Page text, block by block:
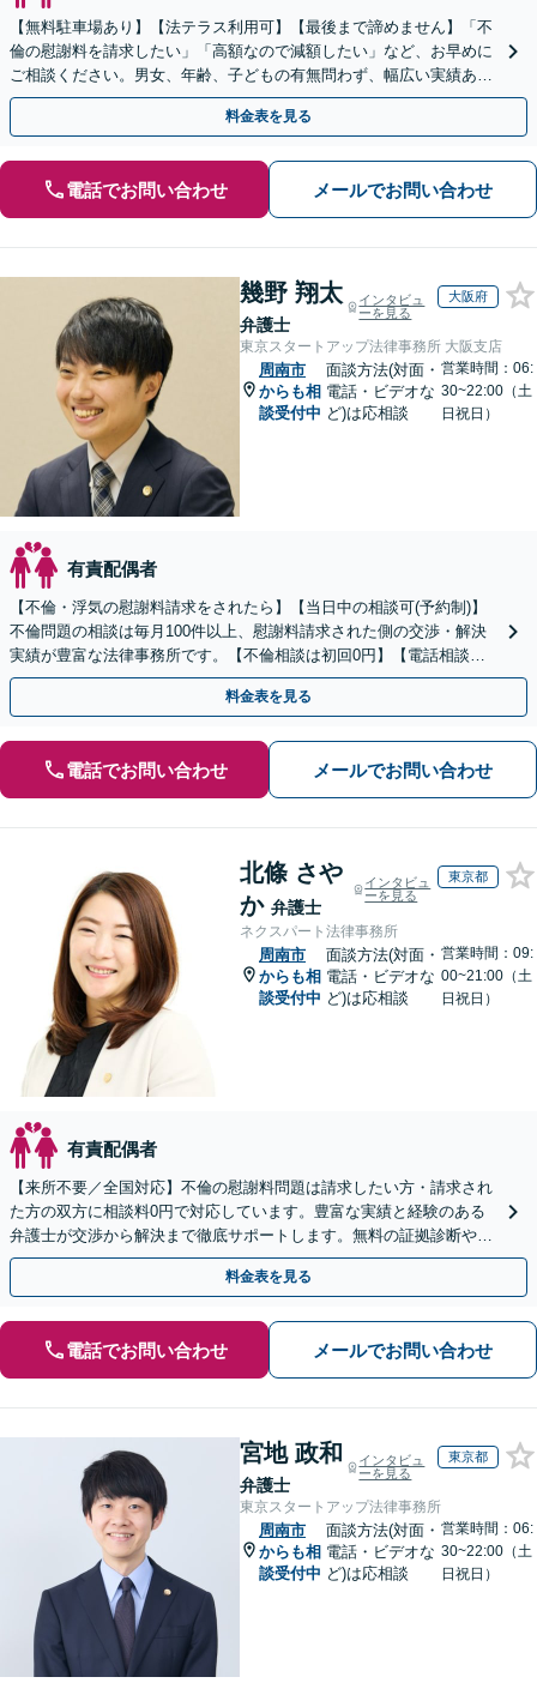
【無料駐車場あり】【法テラス利用可】【最後まで諦めません】「不
倫の慰謝料を請求したい」「高額なので減額したい」など、お早めに
ご相談ください。男女、年齢、子どもの有無問わず、幅広い実績あ
り。当日相談も可能な限り対応【子連れ相談可】【秘密厳守】
料金表を見る
電話でお問い合わせ メールでお問い合わせ
幾野 翔太
弁護士
インタビュ
ーを見る
大阪府
東京スタートアップ法律事務所 大阪支店
周南市
からも相
談受付中
面談方法(対面・
電話・ビデオな
ど)は応相談
営業時間：06:
30~22:00（土
日祝日）
有責配偶者
【不倫・浮気の慰謝料請求をされたら】【当日中の相談可(予約制)】
不倫問題の相談は毎月100件以上、慰謝料請求された側の交渉・解決
実績が豊富な法律事務所です。【不倫相談は初回0円】【電話相談で
ご契約まで対応可/来所不要】
料金表を見る
電話でお問い合わせ メールでお問い合わせ
北條 さや
か 弁護士
インタビュ
ーを見る
東京都
ネクスパート法律事務所
周南市
からも相
談受付中
面談方法(対面・
電話・ビデオな
ど)は応相談
営業時間：09:
00~21:00（土
日祝日）
有責配偶者
【来所不要／全国対応】不倫の慰謝料問題は請求したい方・請求され
た方の双方に相談料0円で対応しています。豊富な実績と経験のある
弁護士が交渉から解決まで徹底サポートします。無料の証拠診断や着
手金の返還保証もありますので安心してご相談ください。
料金表を見る
電話でお問い合わせ メールでお問い合わせ
宮地 政和
弁護士
インタビュ
ーを見る
東京都
東京スタートアップ法律事務所
周南市
からも相
談受付中
面談方法(対面・
電話・ビデオな
ど)は応相談
営業時間：06:
30~22:00（土
日祝日）